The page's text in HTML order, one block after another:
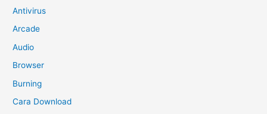
Antivirus
Arcade
Audio
Browser
Burning
Cara Download